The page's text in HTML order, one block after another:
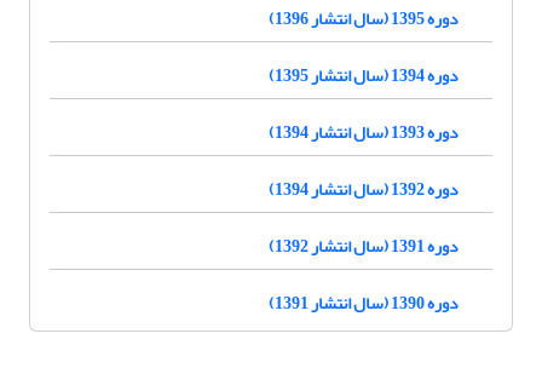
دوره 1395 (سال انتشار 1396)
دوره 1394 (سال انتشار 1395)
دوره 1393 (سال انتشار 1394)
دوره 1392 (سال انتشار 1394)
دوره 1391 (سال انتشار 1392)
دوره 1390 (سال انتشار 1391)